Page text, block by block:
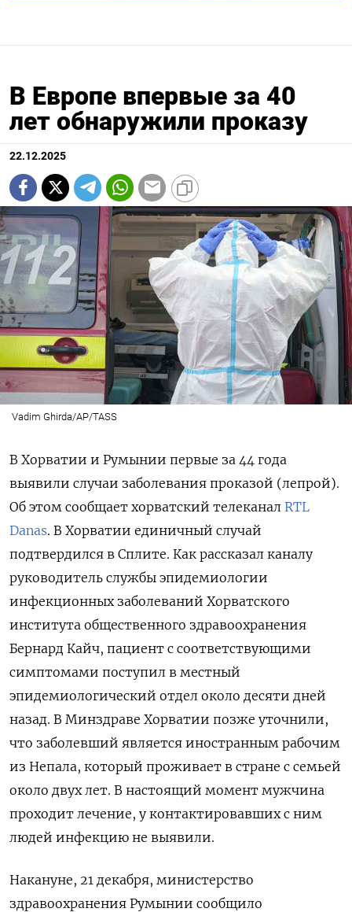
В Европе впервые за 40
лет обнаружили проказу
22.12.2025
Vadim Ghirda/AP/TASS
В Хорватии и Румынии первые за 44 года
выявили случаи заболевания проказой (лепрой).
Об этом сообщает хорватский телеканал RTL
Danas. В Хорватии единичный случай
подтвердился в Сплите. Как рассказал каналу
руководитель службы эпидемиологии
инфекционных заболеваний Хорватского
института общественного здравоохранения
Бернард Кайч, пациент с соответствующими
симптомами поступил в местный
эпидемиологический отдел около десяти дней
назад. В Минздраве Хорватии позже уточнили,
что заболевший является иностранным рабочим
из Непала, который проживает в стране с семьей
около двух лет. В настоящий момент мужчина
проходит лечение, у контактировавших с ним
людей инфекцию не выявили.
Накануне, 21 декабря, министерство
здравоохранения Румынии сообщило